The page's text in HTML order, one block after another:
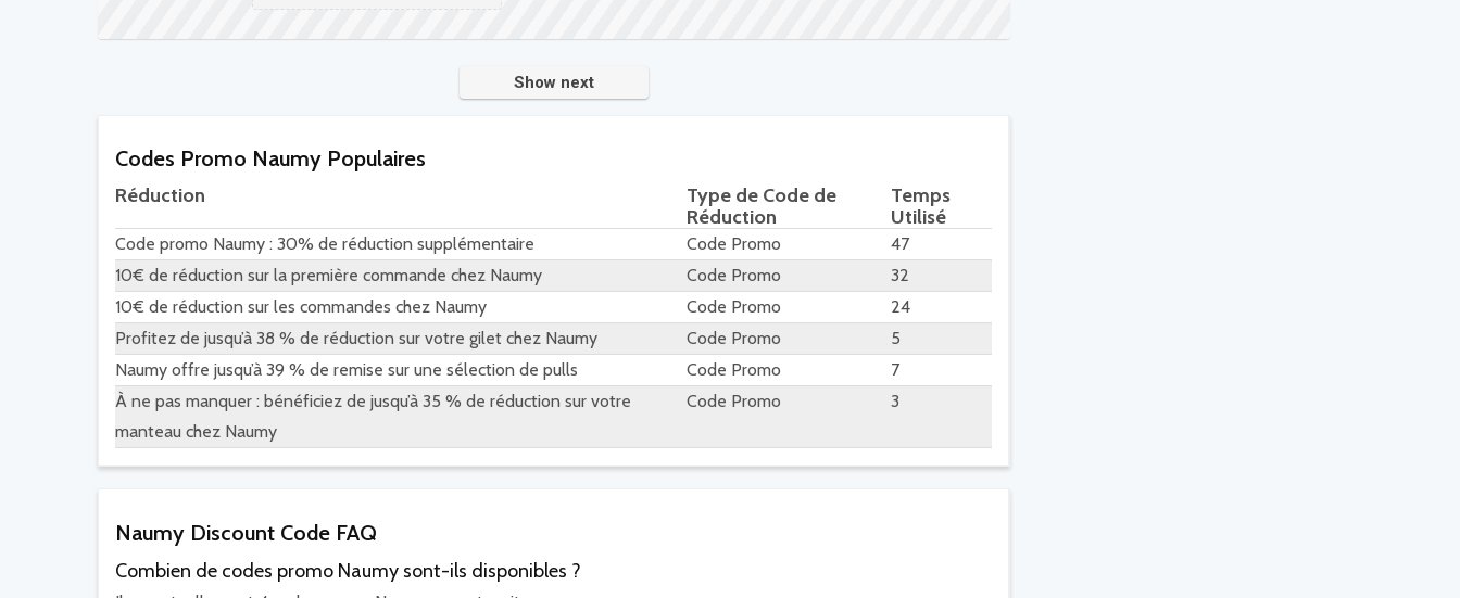
Show next
Codes Promo Naumy Populaires
Réduction
Type de Code de
Réduction
Temps
Utilisé
Code promo Naumy : 30% de réduction supplémentaire Code Promo
47
10€ de réduction sur la première commande chez Naumy
Code Promo
32
10€ de réduction sur les commandes chez Naumy
Code Promo
24
Profitez de jusqu’à 38 % de réduction sur votre gilet chez Naumy
Code Promo
5
Naumy offre jusqu’à 39 % de remise sur une sélection de pulls
Code Promo
7
À ne pas manquer : bénéficiez de jusqu’à 35 % de réduction sur votre
manteau chez Naumy
Code Promo 3
Naumy Discount Code FAQ
Combien de codes promo Naumy sont-ils disponibles ?